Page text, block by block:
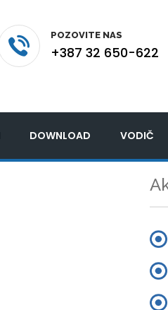
POZOVITE NAS
+387 32 650-622
DOWNLOAD VODIČ